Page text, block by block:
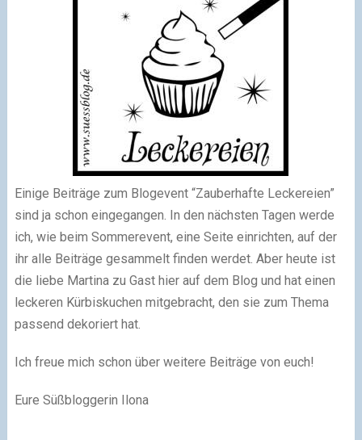
Einige Beiträge zum Blogevent “Zauberhafte Leckereien”
sind ja schon eingegangen. In den nächsten Tagen werde
ich, wie beim Sommerevent, eine Seite einrichten, auf der
ihr alle Beiträge gesammelt finden werdet. Aber heute ist
die liebe Martina zu Gast hier auf dem Blog und hat einen
leckeren Kürbiskuchen mitgebracht, den sie zum Thema
passend dekoriert hat.
Ich freue mich schon über weitere Beiträge von euch!
Eure Süßbloggerin Ilona